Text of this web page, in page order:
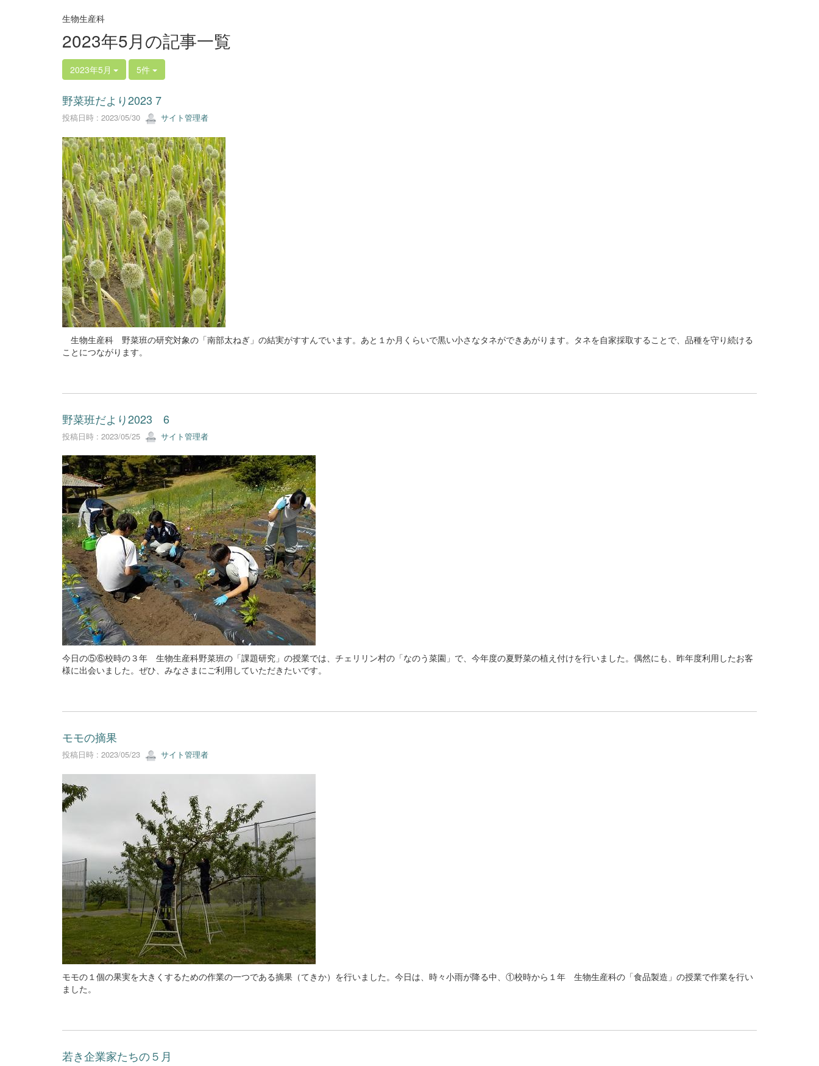
生物生産科
2023年5月の記事一覧
2023年5月 5件
野菜班だより2023 7
投稿日時 : 2023/05/30 サイト管理者
生物生産科 野菜班の研究対象の「南部太ねぎ」の結実がすすんでいます。あと１か月くらいで黒い小さなタネができあがります。タネを自家採取することで、品種を守り続ける
ことにつながります。
野菜班だより2023 6
投稿日時 : 2023/05/25 サイト管理者
今日の⑤⑥校時の３年 生物生産科野菜班の「課題研究」の授業では、チェリリン村の「なのう菜園」で、今年度の夏野菜の植え付けを行いました。偶然にも、昨年度利用したお客
様に出会いました。ぜひ、みなさまにご利用していただきたいです。
モモの摘果
投稿日時 : 2023/05/23 サイト管理者
モモの１個の果実を大きくするための作業の一つである摘果（てきか）を行いました。今日は、時々小雨が降る中、①校時から１年 生物生産科の「食品製造」の授業で作業を行い
ました。
若き企業家たちの５月